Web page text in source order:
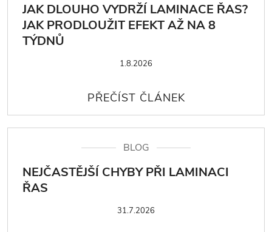
JAK DLOUHO VYDRŽÍ LAMINACE ŘAS?
JAK PRODLOUŽIT EFEKT AŽ NA 8
TÝDNŮ
1.8.2026
BLOG
NEJČASTĚJŠÍ CHYBY PŘI LAMINACI
ŘAS
31.7.2026